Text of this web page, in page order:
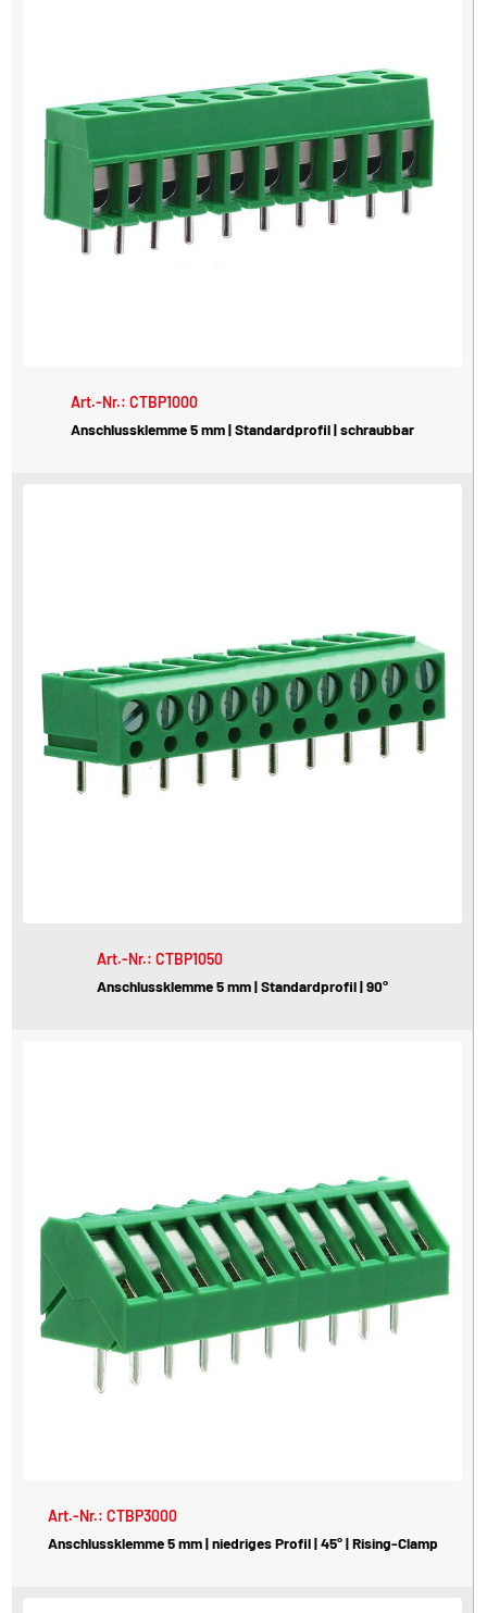
Art.-Nr.: CTBP1000
Anschlussklemme 5 mm | Standardprofil | schraubbar
Art.-Nr.: CTBP1050
Anschlussklemme 5 mm | Standardprofil | 90°
Art.-Nr.: CTBP3000
Anschlussklemme 5 mm | niedriges Profil | 45° | Rising-Clamp